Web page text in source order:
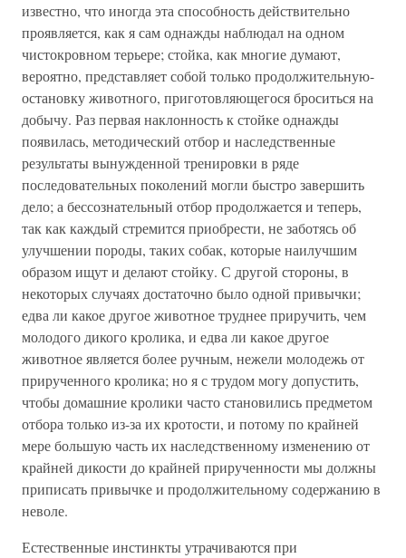
известно, что иногда эта способность действительно
проявляется, как я сам однажды наблюдал на одном
чистокровном терьере; стойка, как многие думают,
вероятно, представляет собой только продолжительную-
остановку животного, приготовляющегося броситься на
добычу. Раз первая наклонность к стойке однажды
появилась, методический отбор и наследственные
результаты вынужденной тренировки в ряде
последовательных поколений могли быстро завершить
дело; а бессознательный отбор продолжается и теперь,
так как каждый стремится приобрести, не заботясь об
улучшении породы, таких собак, которые наилучшим
образом ищут и делают стойку. С другой стороны, в
некоторых случаях достаточно было одной привычки;
едва ли какое другое животное труднее приручить, чем
молодого дикого кролика, и едва ли какое другое
животное является более ручным, нежели молодежь от
прирученного кролика; но я с трудом могу допустить,
чтобы домашние кролики часто становились предметом
отбора только из-за их кротости, и потому по крайней
мере большую часть их наследственному изменению от
крайней дикости до крайней прирученности мы должны
приписать привычке и продолжительному содержанию в
неволе.
Естественные инстинкты утрачиваются при